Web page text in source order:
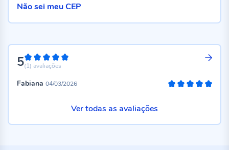
5100%
(1) avaliações
Fabiana 04/03/2026
Ver todas as avaliações
Não sei meu CEP